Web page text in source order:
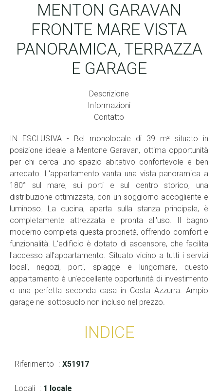
MENTON GARAVAN
FRONTE MARE VISTA
PANORAMICA, TERRAZZA
E GARAGE
Descrizione
Informazioni
Contatto
IN ESCLUSIVA - Bel monolocale di 39 m² situato in
posizione ideale a Mentone Garavan, ottima opportunità
per chi cerca uno spazio abitativo confortevole e ben
arredato. L'appartamento vanta una vista panoramica a
180° sul mare, sui porti e sul centro storico, una
distribuzione ottimizzata, con un soggiorno accogliente e
luminoso. La cucina, aperta sulla stanza principale, è
completamente attrezzata e pronta all'uso. Il bagno
moderno completa questa proprietà, offrendo comfort e
funzionalità. L'edificio è dotato di ascensore, che facilita
l'accesso all'appartamento. Situato vicino a tutti i servizi
locali, negozi, porti, spiagge e lungomare, questo
appartamento è un'eccellente opportunità di investimento
o una perfetta seconda casa in Costa Azzurra. Ampio
garage nel sottosuolo non incluso nel prezzo.
INDICE
Riferimento X51917
Locali 1 locale